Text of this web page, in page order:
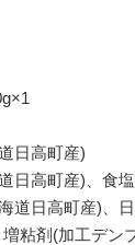
日高町産)
日高町産)、食塩
道日高町産)、
粘剤(加工デン